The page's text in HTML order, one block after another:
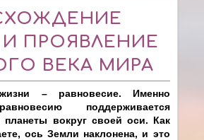
ПРОЯВЛЕНИЕ
ВЕКА МИРА
– равновесие. Именно
поддерживается
планеты вокруг своей оси. Как
ось Земли наклонена, и это